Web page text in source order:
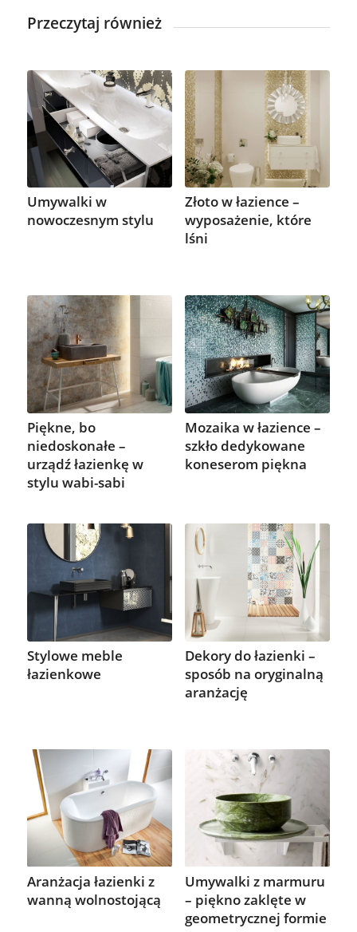
Przeczytaj również
Umywalki w
nowoczesnym stylu
Złoto w łazience –
wyposażenie, które
lśni
Piękne, bo
niedoskonałe –
urządź łazienkę w
stylu wabi-sabi
Mozaika w łazience –
szkło dedykowane
koneserom piękna
Stylowe meble
łazienkowe
Dekory do łazienki –
sposób na oryginalną
aranżację
Aranżacja łazienki z
wanną wolnostojącą
Umywalki z marmuru
– piękno zaklęte w
geometrycznej formie